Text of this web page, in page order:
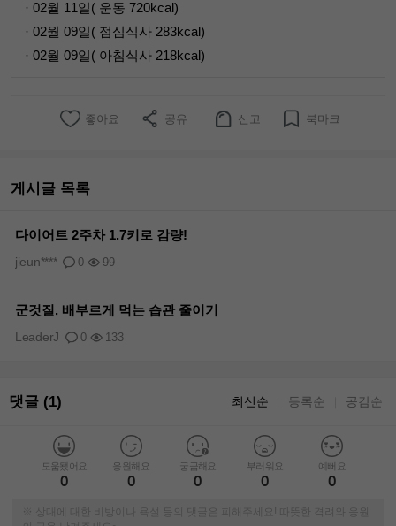
· 02월 11일( 운동 720kcal)
· 02월 09일( 점심식사 283kcal)
· 02월 09일( 아침식사 218kcal)
좋아요 공유 신고 북마크
게시글 목록
다이어트 2주차 1.7키로 감량!
0 99
jieun****
군것질, 배부르게 먹는 습관 줄이기
0 133
LeaderJ
댓글 (1) 최신순 등록순 공감순
도움됐어요
0
응원해요
0
궁금해요
0
부러워요
0
예뻐요
0
※ 상대에 대한 비방이나 욕설 등의 댓글은 피해주세요! 따뜻한 격려와 응원